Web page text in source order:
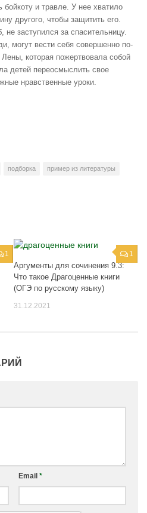
и травле. У нее хватило
другого, чтобы защитить его.
заступился за спасительницу.
могут вести себя совершенно по-
которая пожертвовала собой
детей переосмыслить свое
нравственные уроки.
подборка пример из литературы
1 1
Аргументы для сочинения 9.3:
Что такое Драгоценные книги
(ОГЭ по русскому языку)
31.12.2021
Email *